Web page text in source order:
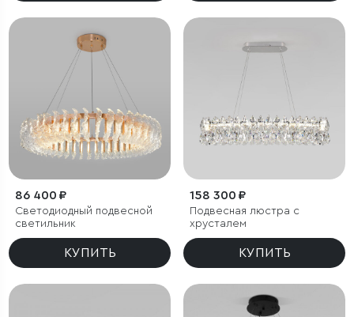
86 400 ₽
Светодиодный подвесной
светильник
КУПИТЬ
158 300 ₽
Подвесная люстра с
хрусталем
КУПИТЬ